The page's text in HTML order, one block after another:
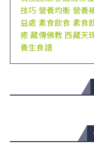
技巧 營養均衡 營養
益處 素食飲食 素食
癒藏傳佛教 西藏天
養生食譜